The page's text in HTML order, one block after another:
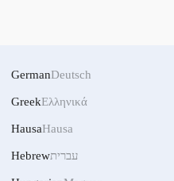
GermanDeutsch
GreekΕλληνικά
HausaHausa
Hebrewעברית